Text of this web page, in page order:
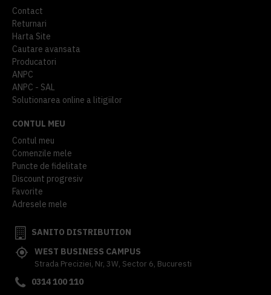
Contact
Returnari
Harta Site
Cautare avansata
Producatori
ANPC
ANPC - SAL
Solutionarea online a litigiilor
CONTUL MEU
Contul meu
Comenzile mele
Puncte de fidelitate
Discount progresiv
Favorite
Adresele mele
SANITO DISTRIBUTION
WEST BUSINESS CAMPUS
Strada Preciziei, Nr, 3W, Sector 6, Bucuresti
0314 100 110